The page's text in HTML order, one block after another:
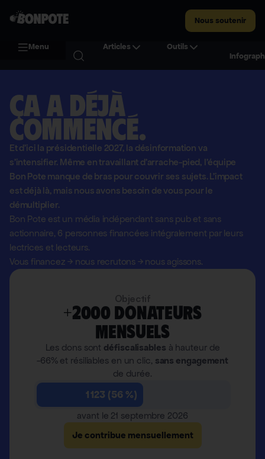
Nous soutenir
Menu Articles
Outils
Ça a déjà
commencé.
Et d'ici la présidentielle 2027, la désinformation va
s'intensifier. Même en travaillant d'arrache-pied, l'équipe
Bon Pote manque de bras pour couvrir ses sujets. L'impact
est déjà là, mais nous avons besoin de vous pour le
démultiplier.
Bon Pote est un média indépendant sans pub et sans
actionnaire, 6 personnes financées intégralement par leurs
lectrices et lecteurs.
Vous financez→ nous recrutons →nous agissons.
+2000 donateurs
mensuels
Les dons sont défiscalisables à hauteur de
-66% et résiliables en un clic, sans engagement
de durée.
1 123 (56 %)
avant le 21 septembre 2026
Je contribue mensuellement